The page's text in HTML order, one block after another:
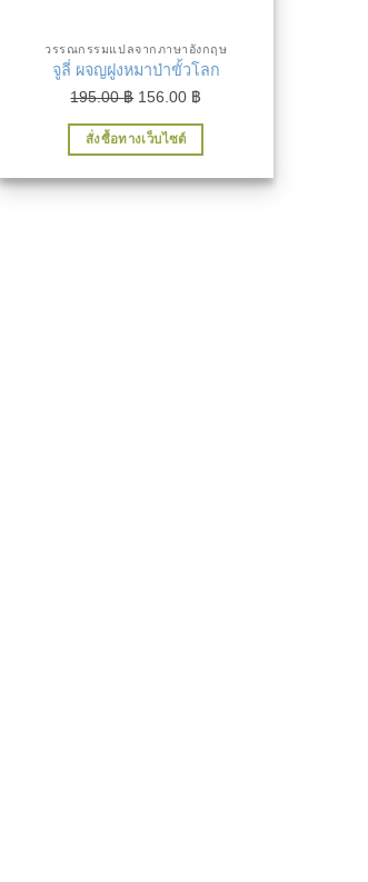
วรรณกรรมแปลจากภาษาอังกฤษ
จูลี่ ผจญฝูงหมาป่าขั้วโลก
195.00฿ Original
price
was:
156.00 ฿
price
สั่งซื้อทางเว็บไซต์